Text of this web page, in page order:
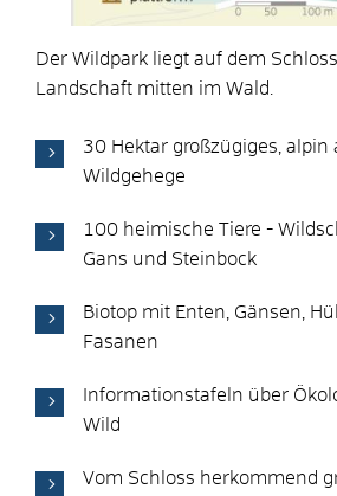
Der Wildpark liegt auf dem
Landschaft mitten im Wald.
30 Hektar großzügiges, alpin
Wildgehege
100 heimische Tiere -
Gans und Steinbock
Biotop mit Enten, Gänsen,
Fasanen
Informationstafeln über
Wild
Vom Schloss herkommend